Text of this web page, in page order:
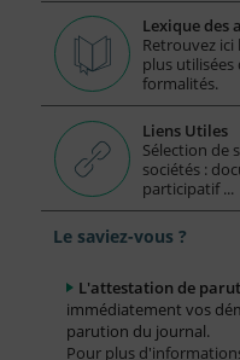
Lexique des
Retrouvez
plus utilisées
formalités.
Liens Utiles
Sélection de
sociétés :
participatif ...
Le saviez-vous ?
L'attestation de
immédiatement vos
parution du journal.
Pour plus